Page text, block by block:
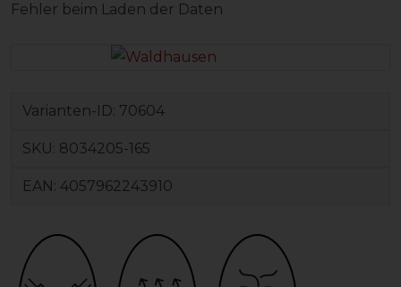
Fehler beim Laden der Daten
Varianten-ID: 70604
SKU: 8034205-165
EAN: 4057962243910